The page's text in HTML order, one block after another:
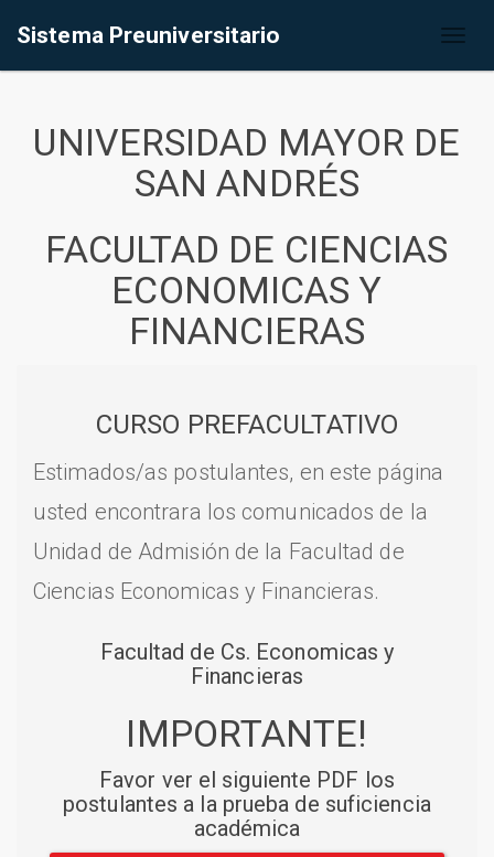
Sistema Preuniversitario
UNIVERSIDAD MAYOR DE
SAN ANDRÉS
FACULTAD DE CIENCIAS
ECONOMICAS Y
FINANCIERAS
CURSO PREFACULTATIVO
Estimados/as postulantes, en este página
usted encontrara los comunicados de la
Unidad de Admisión de la Facultad de
Ciencias Economicas y Financieras.
Facultad de Cs. Economicas y
Financieras
IMPORTANTE!
Favor ver el siguiente PDF los
postulantes a la prueba de suficiencia
académica